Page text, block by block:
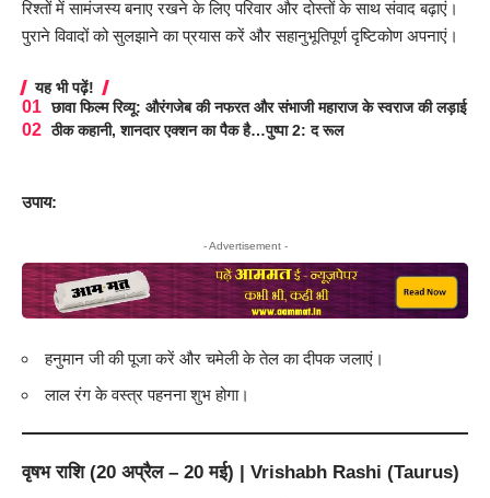
रिश्तों में सामंजस्य बनाए रखने के लिए परिवार और दोस्तों के साथ संवाद बढ़ाएं।
पुराने विवादों को सुलझाने का प्रयास करें और सहानुभूतिपूर्ण दृष्टिकोण अपनाएं।
यह भी पढ़ें!
छावा फिल्म रिव्यू: औरंगजेब की नफरत और संभाजी महाराज के स्वराज की लड़ाई
ठीक कहानी, शानदार एक्शन का पैक है…पुष्पा 2: द रूल
उपाय:
- Advertisement -
हनुमान जी की पूजा करें और चमेली के तेल का दीपक जलाएं।
लाल रंग के वस्त्र पहनना शुभ होगा।
वृषभ राशि (20 अप्रैल – 20 मई) | Vrishabh Rashi (Taurus)